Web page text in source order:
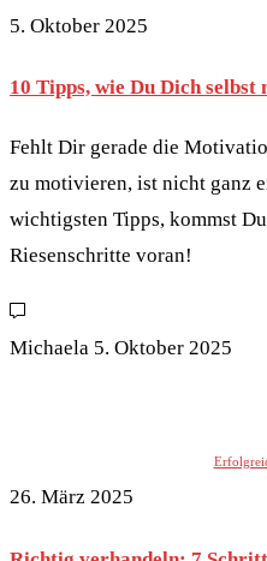
5. Oktober 2025
10 Tipps, wie Du Dich
Fehlt Dir gerade die
zu motivieren, ist nicht ganz
wichtigsten Tipps, kommst
Riesenschritte voran!
Michaela 5. Oktober 2025
26. März 2025